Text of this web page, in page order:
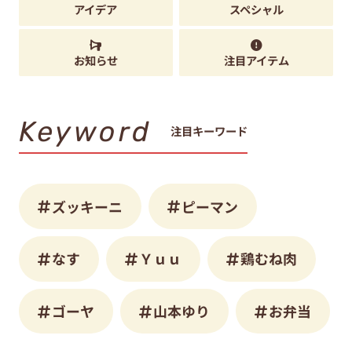
アイデア スペシャル
お知らせ 注目アイテム
Keyword 注目キーワード
ズッキーニ ピーマン
なす Ｙｕｕ 鶏むね肉
ゴーヤ 山本ゆり お弁当